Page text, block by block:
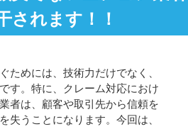
されます！！
ためには、技術力だけでなく、
す。特に、クレーム対応におけ
者は、顧客や取引先から信頼を
失うことになります。今回は、